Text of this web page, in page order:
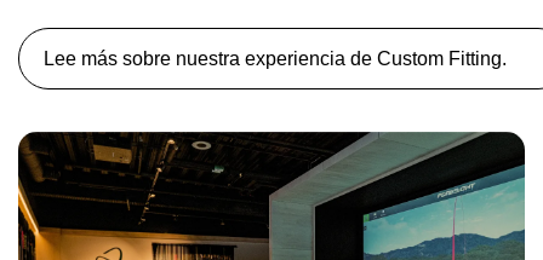
Lee más sobre nuestra experiencia de Custom Fitting.